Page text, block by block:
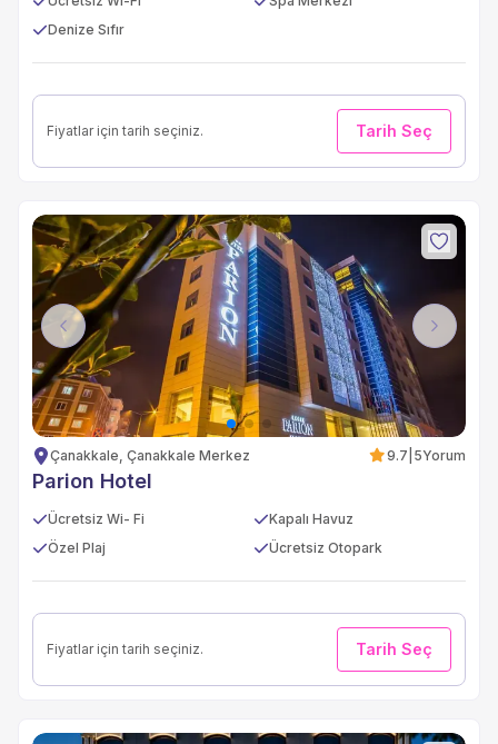
Denize Sıfır
Fiyatlar için tarih seçiniz. Tarih Seç
Previous Next
Çanakkale, Çanakkale Merkez 9.7 5Yorum
Parion Hotel
Ücretsiz Wi- Fi
Kapalı Havuz
Özel Plaj
Ücretsiz Otopark
Fiyatlar için tarih seçiniz. Tarih Seç